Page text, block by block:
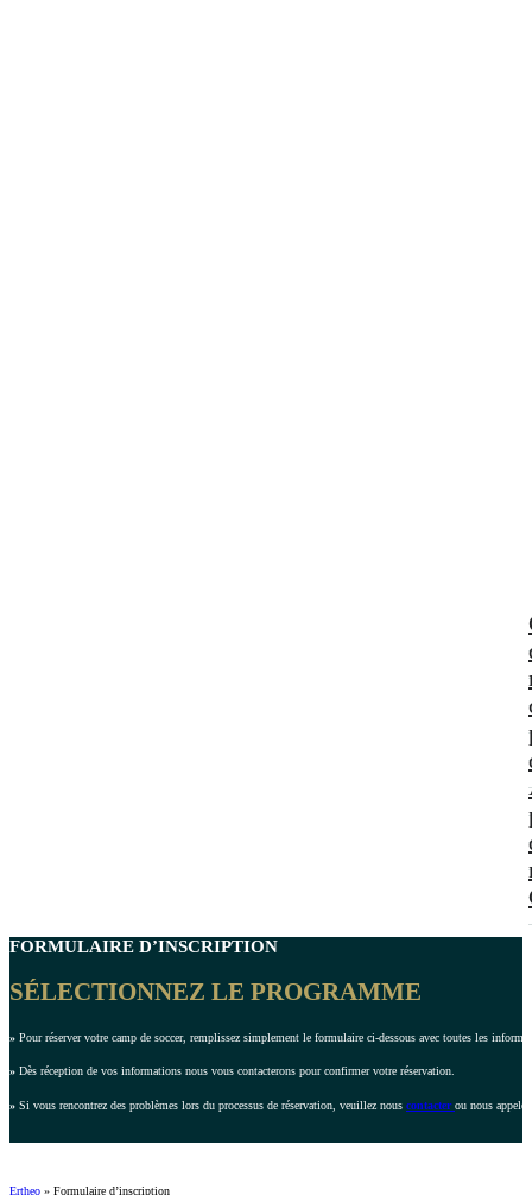
FORMULAIRE D’INSCRIPTION
SÉLECTIONNEZ LE PROGRAMME
» Pour réserver votre camp de soccer, remplissez simplement le formulaire ci-dessous avec toutes les
» Dès réception de vos informations nous vous contacterons pour confirmer votre réservation.
» Si vous rencontrez des problèmes lors du processus de réservation, veuillez nous contacterou nous
Ertheo » Formulaire d’inscription